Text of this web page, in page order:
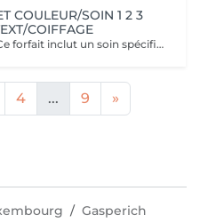
COULEUR/SOIN 1 2 3
COIFFAGE
SUPPL.CHEVEUX LONG 25€ Ce forfait inclut un soin spécifique Botanical 1 2 3 Avec coupe ou sans la coupe selon votre choix
4 ... 9 »
Gasperich